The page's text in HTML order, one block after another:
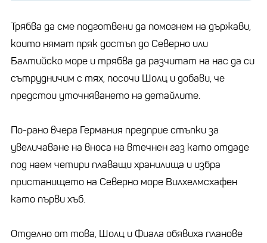
Трябва да сме подготвени да помогнем на държави,
които нямат пряк достъп до Северно или
Балтийско море и трябва да разчитат на нас да си
сътрудничим с тях, посочи Шолц и добави, че
предстои уточняването на детайлите.
По-рано вчера Германия предприе стъпки за
увеличаване на вноса на втечнен газ като отдаде
под наем четири плаващи хранилища и избра
пристанището на Северно море Вилхелмсхафен
като първи хъб.
Отделно от това, Шолц и Фиала обявиха планове